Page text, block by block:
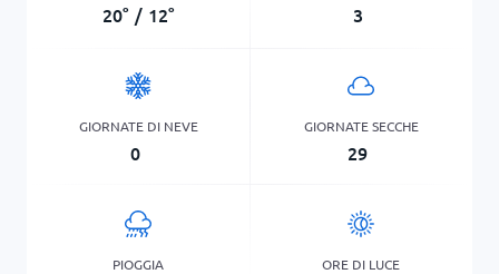
20° / 12° 3
GIORNATE DI NEVE
0
GIORNATE SECCHE
29
PIOGGIA ORE DI LUCE